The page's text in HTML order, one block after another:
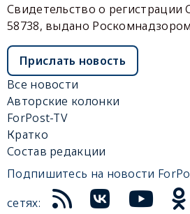
Свидетельство о
58738, выдано
Прислать новость
Все новости
Авторские колонки
ForPost-TV
Кратко
Состав редакции
Подпишитесь на новости
сетях: